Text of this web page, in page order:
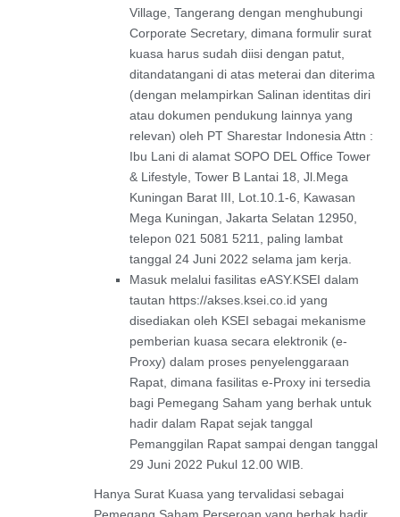
Village, Tangerang dengan menghubungi
Corporate Secretary, dimana formulir surat
kuasa harus sudah diisi dengan patut,
ditandatangani di atas meterai dan diterima
(dengan melampirkan Salinan identitas diri
atau dokumen pendukung lainnya yang
relevan) oleh PT Sharestar Indonesia Attn :
Ibu Lani di alamat SOPO DEL Office Tower
& Lifestyle, Tower B Lantai 18, Jl.Mega
Kuningan Barat III, Lot.10.1-6, Kawasan
Mega Kuningan, Jakarta Selatan 12950,
telepon 021 5081 5211, paling lambat
tanggal 24 Juni 2022 selama jam kerja.
Masuk melalui fasilitas eASY.KSEI dalam
tautan https://akses.ksei.co.id yang
disediakan oleh KSEI sebagai mekanisme
pemberian kuasa secara elektronik (e-
Proxy) dalam proses penyelenggaraan
Rapat, dimana fasilitas e-Proxy ini tersedia
bagi Pemegang Saham yang berhak untuk
hadir dalam Rapat sejak tanggal
Pemanggilan Rapat sampai dengan tanggal
29 Juni 2022 Pukul 12.00 WIB.
Hanya Surat Kuasa yang tervalidasi sebagai